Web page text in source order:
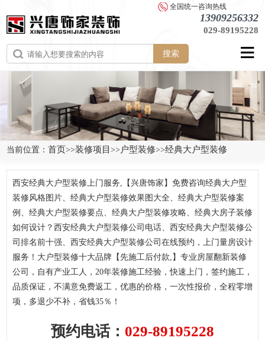
全国统一咨询热线
13909256332
029-89195228
搜索
当前位置：首页>>装修项目>> 户型装修>>经典大户型装修
西安经典大户型装修上门服务,【兴唐饰家】免费咨询经典大户型
装修风格图片、经典大户型装修效果图大全、经典大户型装修案
例、经典大户型装修要点、经典大户型装修攻略、经典大房子装修
如何设计？西安经典大户型装修公司电话、西安经典大户型装修公
司排名前十强、西安经典大户型装修公司在线预约，上门量房设计
服务！大户型装修十大品牌【先施工后付款,】专业房屋翻新装修
公司，自有产业工人，20年装修施工经验，快速上门，签约施工，
品质保证，不满意免费返工，优惠的价格，一次性报价，全程零增
项，多退少不补，省钱35％！
预约电话： 029-89195228